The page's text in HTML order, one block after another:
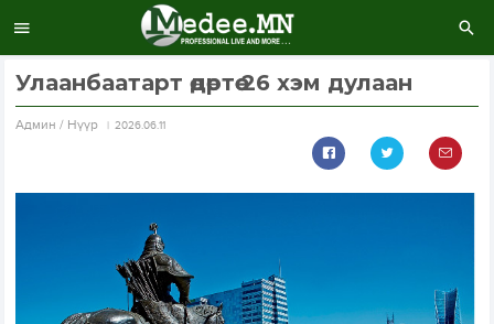
Улаанбаатарт өдөртөө 26 хэм дулаан
Aдмин / Нүүр 2026.06.11